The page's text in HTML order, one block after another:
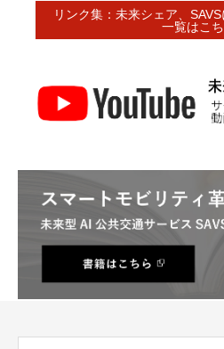
リンク集：未来シェア、
一覧はこ